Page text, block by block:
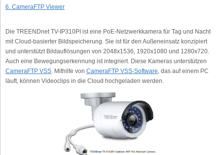
6. CameraFTP Viewer
Die TREENDnet TV-IP310PI ist eine PoE-Netzwerkkamera für Tag und Nacht
mit Cloud-basierter Bildspeicherung. Sie ist für den Außeneinsatz konzipiert
und unterstützt Bildauflösungen von 2048x1536, 1920x1080 und 1280x720.
Auch eine Bewegungserkennung ist integriert. Diese Kameras unterstützen
CameraFTP VSS. Mithilfe von CameraFTP VSS-Software, das auf einem PC
läuft, können Videoclips in die Cloud hochgeladen werden.